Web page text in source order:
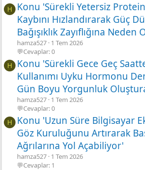
H
Konu 'Sürekli Yetersiz Protein
Kaybını Hızlandırarak Güç
Bağışıklık Zayıflığına
hamza527 1 Tem 2026
💬Cevaplar: 0
H
Konu 'Sürekli Gece Geç
Kullanımı Uyku Hormonu
Gün Boyu Yorgunluk
hamza527 1 Tem 2026
💬Cevaplar: 0
H
Konu 'Uzun Süre Bilgisayar
Göz Kuruluğunu Artırarak
Ağrılarına Yol Açabiliyor'
hamza527 1 Tem 2026
💬Cevaplar: 1